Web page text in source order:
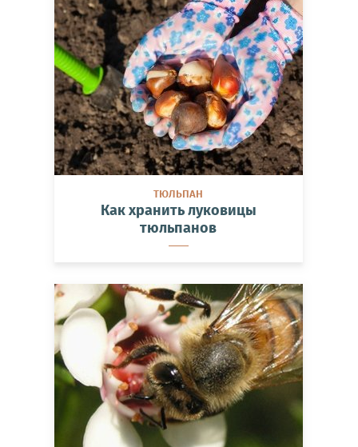
ТЮЛЬПАН
Как хранить луковицы
тюльпанов